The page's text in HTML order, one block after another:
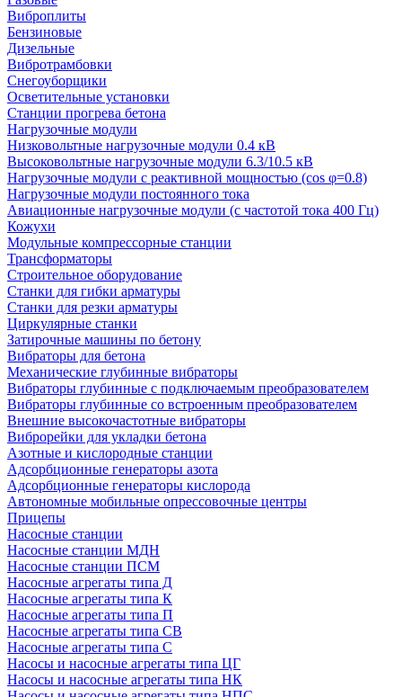
Виброплиты
Бензиновые
Дизельные
Вибротрамбовки
Снегоуборщики
Осветительные установки
Станции прогрева бетона
Нагрузочные модули
Низковольтные нагрузочные модули 0.4 кВ
Высоковольтные нагрузочные модули 6.3/10.5 кВ
Нагрузочные модули с реактивной мощностью (cos φ=0.8)
Нагрузочные модули постоянного тока
Авиационные нагрузочные модули (с частотой тока 400 Гц)
Кожухи
Модульные компрессорные станции
Трансформаторы
Строительное оборудование
Станки для гибки арматуры
Станки для резки арматуры
Циркулярные станки
Затирочные машины по бетону
Вибраторы для бетона
Механические глубинные вибраторы
Вибраторы глубинные с подключаемым преобразователем
Вибраторы глубинные со встроенным преобразователем
Внешние высокочастотные вибраторы
Виброрейки для укладки бетона
Азотные и кислородные станции
Адсорбционные генераторы азота
Адсорбционные генераторы кислорода
Автономные мобильные опрессовочные центры
Прицепы
Насосные станции
Насосные станции МДН
Насосные станции ПСМ
Насосные агрегаты типа Д
Насосные агрегаты типа К
Насосные агрегаты типа П
Насосные агрегаты типа СВ
Насосные агрегаты типа С
Насосы и насосные агрегаты типа ЦГ
Насосы и насосные агрегаты типа НК